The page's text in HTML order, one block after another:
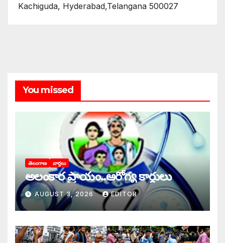
Kachiguda, Hyderabad,Telangana 500027
You missed
తెలంగాణ వార్తలు
అలంకార ప్రాయం..ఆరోగ్య కార్డులు
AUGUST 3, 2026 EDITOR